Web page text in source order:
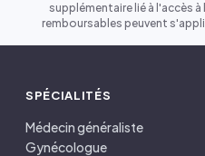
supplémentaire lié à l'accès
remboursables peuvent
SPÉCIALITÉS
Médecin généraliste
Gynécologue